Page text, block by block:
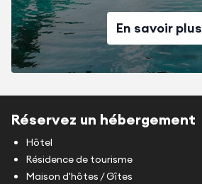
En savoir plus
Réservez un hébergement
Hôtel
Résidence de tourisme
Maison d'hôtes / Gîtes